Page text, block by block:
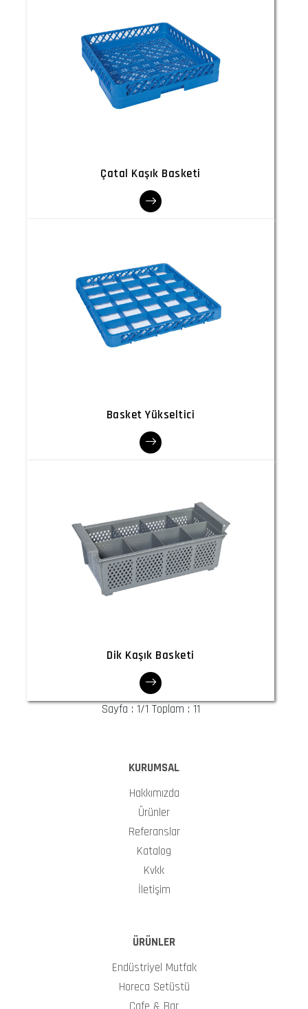
Çatal Kaşık Basketi
Basket Yükseltici
Dik Kaşık Basketi
Sayfa : 1/1 Toplam : 11
KURUMSAL
Hakkımızda
Ürünler
Referanslar
Katalog
Kvkk
İletişim
ÜRÜNLER
Endüstriyel Mutfak
Horeca Setüstü